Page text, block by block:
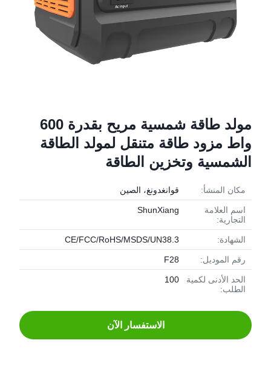
مولد طاقة شمسية مريح بقدرة 600
واط مزود طاقة متنقل لمولد الطاقة
الشمسية وتخزين الطاقة
مكان المنشأ: قوانغدونغ، الصين
اسم العلامة
التجارية:
ShunXiang
الشهادة: CE/FCC/RoHS/MSDS/UN38.3
رقم الموديل: F28
الحد الأدنى لكمية
الطلب:
100
الاستفسار الآن